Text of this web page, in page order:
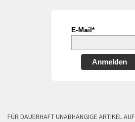
E-Mail*
Anmelden
FÜR DAUERHAFT UNABHÄNGIGE ARTIKEL